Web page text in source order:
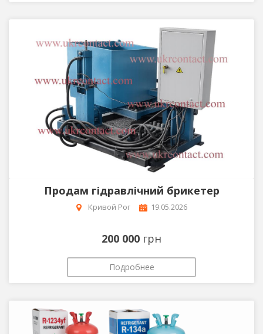
Продам гідравлічний брикетер
Кривой Рог 19.05.2026
200 000 грн
Подробнее